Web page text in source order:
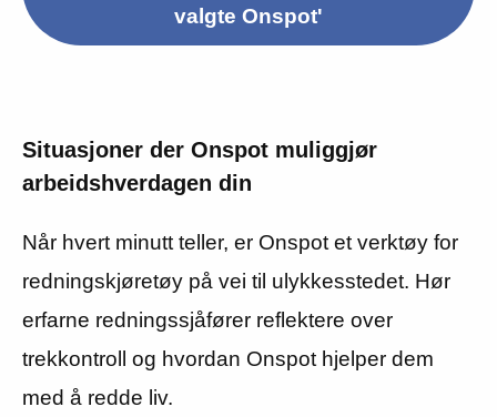
valgte Onspot'
Situasjoner der Onspot muliggjør
arbeidshverdagen din
Når hvert minutt teller, er Onspot et verktøy for
redningskjøretøy på vei til ulykkesstedet. Hør
erfarne redningssjåfører reflektere over
trekkontroll og hvordan Onspot hjelper dem
med å redde liv.